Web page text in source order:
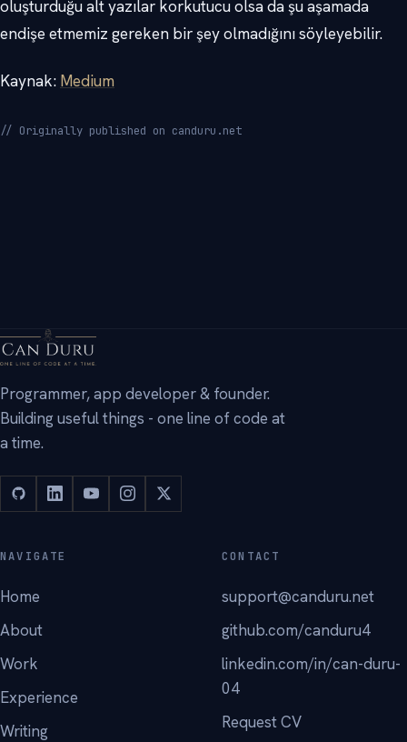
oluşturduğu alt yazılar korkutucu olsa da şu aşamada
endişe etmemiz gereken bir şey olmadığını söyleyebilir.
Kaynak: Medium
// Originally published on canduru.net
Programmer, app developer & founder.
Building useful things - one line of code at
a time.
NAVIGATE
Home
About
Work
Experience
Writing
CONTACT
support@canduru.net
github.com/canduru4
linkedin.com/in/can-duru-
04
Request CV